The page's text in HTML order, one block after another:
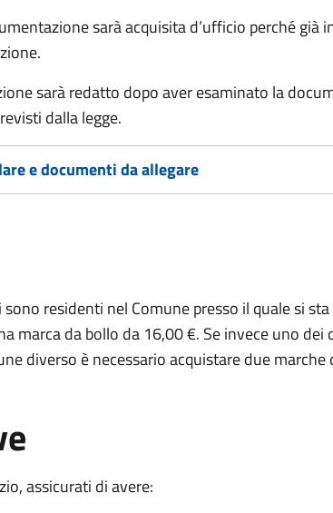
sarà acquisita d’ufficio perché già
sarà redatto dopo aver esaminato la
dalla legge.
e documenti da allegare
residenti nel Comune presso il quale si
marca da bollo da 16,00 €. Se invece uno dei
diverso è necessario acquistare due marche
assicurati di avere: